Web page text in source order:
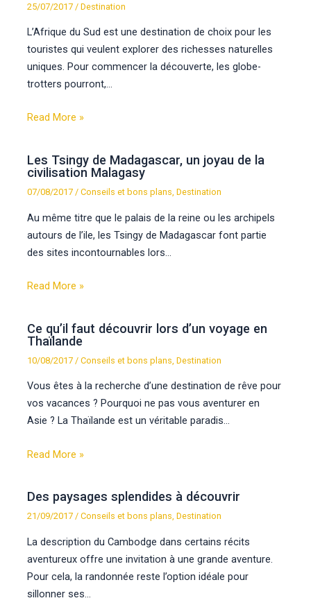
25/07/2017 /Destination
L’Afrique du Sud est une destination de choix pour les
touristes qui veulent explorer des richesses naturelles
uniques. Pour commencer la découverte, les globe-
trotters pourront,…
Read More »
Les Tsingy de Madagascar, un joyau de la
civilisation Malagasy
07/08/2017/Conseils et bons plans,Destination
Au même titre que le palais de la reine ou les archipels
autours de l’ile, les Tsingy de Madagascar font partie
des sites incontournables lors…
Read More »
Ce qu’il faut découvrir lors d’un voyage en
Thaïlande
10/08/2017 /Conseils et bons plans ,Destination
Vous êtes à la recherche d’une destination de rêve pour
vos vacances ? Pourquoi ne pas vous aventurer en
Asie ? La Thaïlande est un véritable paradis…
Read More »
Des paysages splendides à découvrir
21/09/2017/Conseils et bons plans,Destination
La description du Cambodge dans certains récits
aventureux offre une invitation à une grande aventure.
Pour cela, la randonnée reste l’option idéale pour
sillonner ses…